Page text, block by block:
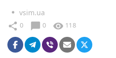
vsim.ua
share 0 chat_bubble 0 visibility 118